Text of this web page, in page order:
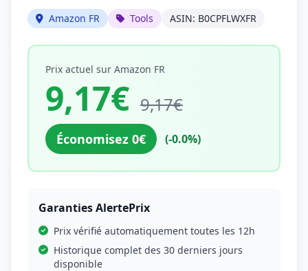
Amazon FR Tools ASIN: B0CPFLWXFR
Prix actuel sur Amazon FR
9,17€ 9,17€
Économisez 0€ (-0.0%)
Garanties AlertePrix
Prix vérifié automatiquement toutes les 12h
Historique complet des 30 derniers jours
disponible